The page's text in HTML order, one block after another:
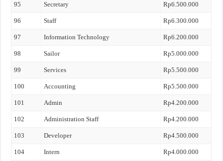
95 Secretary Rp6.500.000
96 Staff Rp6.300.000
97 Information Technology Rp6.200.000
98 Sailor Rp5.000.000
99 Services Rp5.500.000
100 Accounting Rp5.500.000
101 Admin Rp4.200.000
102 Administration Staff Rp4.200.000
103 Developer Rp4.500.000
104 Intern Rp4.000.000